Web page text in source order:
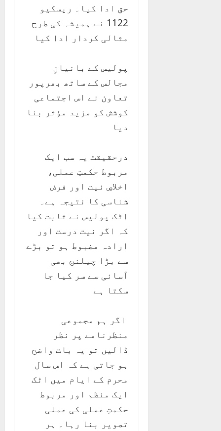
حق ادا کیا۔ ریسکیو
1122 نے ہمیشہ کی طرح
مثالی کردار ادا کیا
پولیس کے بانیانِ
مجالس کے ساتھ بھرپور
تعاون نے اس اجتماعی
کوشش کو مزید مؤثر بنا
دیا
درحقیقت یہ سب ایک
مربوط حکمتِ عملی،
اخلاصِ نیت اور فرض
شناسی کا نتیجہ ہے۔
اٹک پولیس نے ثابت کیا
کہ اگر نیت درست اور
ارادہ مضبوط ہو تو بڑے
سے بڑا چیلنج بھی
آسانی سے سر کیا جا
سکتا ہے
اگر ہم مجموعی
منظرنامے پر نظر
ڈالیں تو یہ بات واضح
ہو جاتی ہے کہ اس سال
محرم کے ایام میں اٹک
ایک منظم اور مربوط
حکمتِ عملی کی عملی
تصویر بنا رہا۔ ہر